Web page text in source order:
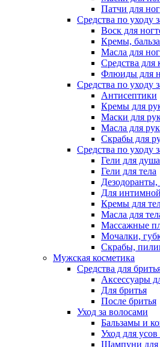
Патчи для ног
Средства по уходу
Воск для
Кремы,
Масла для
Средства для
Флюиды для
Средства по уходу
Антисептики
Кремы для
Маски для
Масла для рук
Скрабы для
Средства по уходу
Гели для душа
Гели для тела
Для
Кремы для
Масла для
Массажные
Мочалки,
Скрабы,
Мужская косметика
Средства для
Аксессуары
Для бритья
После бритья
Уход за волосами
Бальзамы и
Уход для
Шампуни